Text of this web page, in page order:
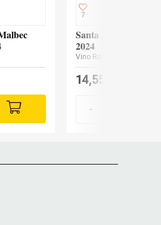
7
Santa Julia Reserva
2024
Vino Rosso
14,55
-